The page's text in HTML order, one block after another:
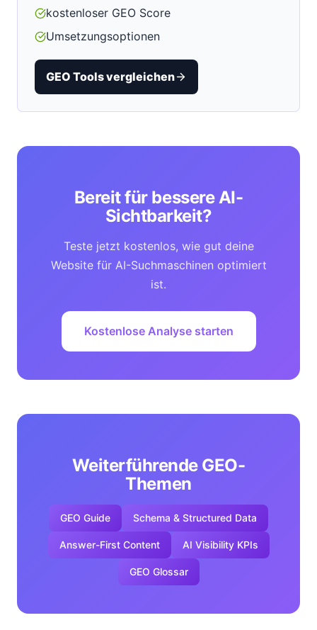
kostenloser GEO Score
Umsetzungsoptionen
GEO Tools vergleichen
Bereit für bessere AI-
Sichtbarkeit?
Teste jetzt kostenlos, wie gut deine
Website für AI-Suchmaschinen optimiert
ist.
Kostenlose Analyse starten
Weiterführende GEO-
Themen
GEO Guide Schema & Structured Data
Answer-First Content AI Visibility KPIs
GEO Glossar